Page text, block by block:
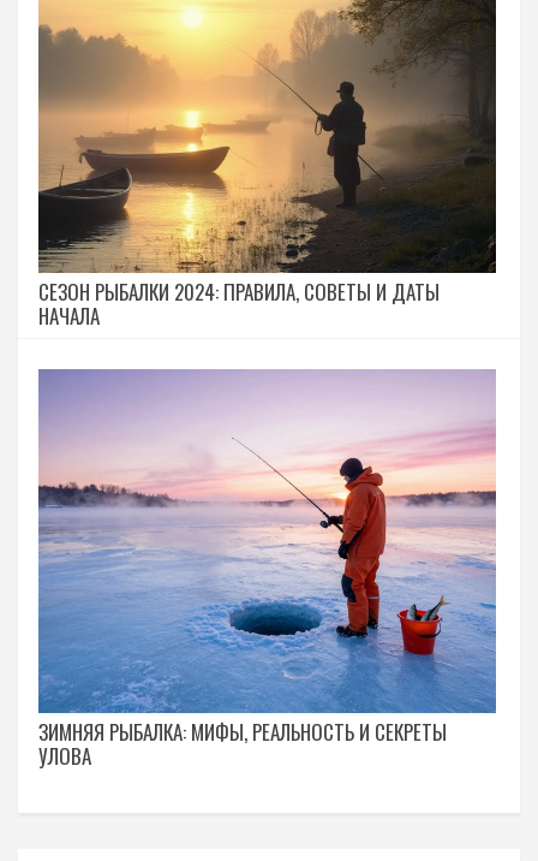
СЕЗОН РЫБАЛКИ 2024: ПРАВИЛА, СОВЕТЫ И ДАТЫ
НАЧАЛА
ЗИМНЯЯ РЫБАЛКА: МИФЫ, РЕАЛЬНОСТЬ И СЕКРЕТЫ
УЛОВА